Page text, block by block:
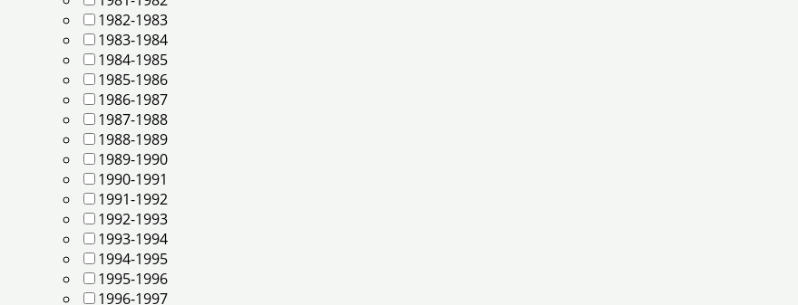
1982-1983
1983-1984
1984-1985
1985-1986
1986-1987
1987-1988
1988-1989
1989-1990
1990-1991
1991-1992
1992-1993
1993-1994
1994-1995
1995-1996
1996-1997